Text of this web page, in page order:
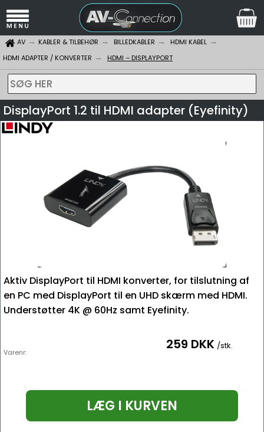
AV KABLER & TILBEHØR BILLEDKABLER
HDMI KABEL
HDMI ADAPTER / KONVERTER
HDMI – DISPLAYPORT
SØG HER
DisplayPort 1.2 til HDMI adapter (Eyefinity)
Aktiv DisplayPort til HDMI konverter, for tilslutning af
en PC med DisplayPort til en UHD skærm med HDMI.
Understøtter 4K @ 60Hz samt Eyefinity.
Varenr: 259 DKK /stk.
LÆG I KURVEN